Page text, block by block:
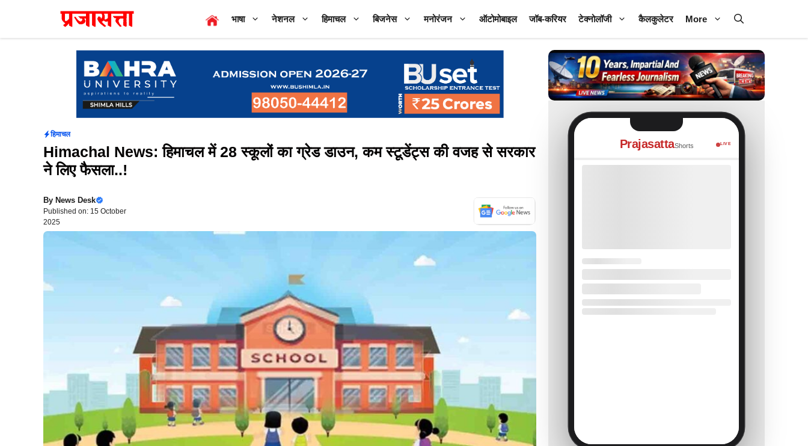
content
भाषा नेशनल हिमाचल बिजनेस मनोरंजन ऑटोमोबाइल जॉब-करियर टेक्नोलॉजी कैलकुलेटर More
हिमाचल
Himachal News: हिमाचल में 28 स्कूलों का ग्रेड डाउन, कम स्टूडेंट्स की वजह से सरकार
ने लिए फैसला..!
By News Desk
Published on: 15 October
2025
PrajasattaShorts LIVE